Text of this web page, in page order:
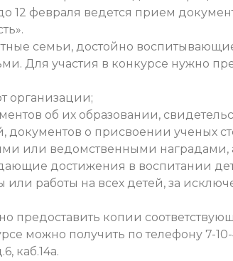
12 февраля ведется прием
семьи, достойно
Для участия в конкурсе нужно
организации;
об их образовании,
документов о присвоении ученых
или ведомственными наградами,
достижения в воспитании
или работы на всех детей, за
копии
можно получить по телефону 7-10-
каб.14а.